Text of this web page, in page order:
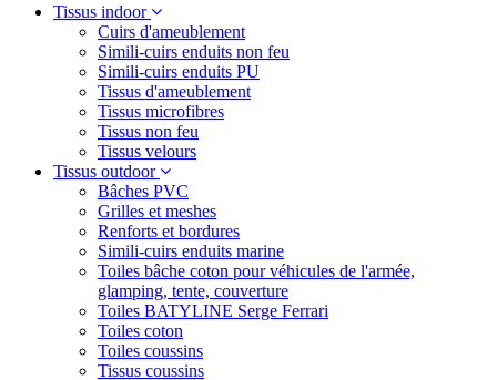
Tissus indoor
Cuirs d'ameublement
Simili-cuirs enduits non feu
Simili-cuirs enduits PU
Tissus d'ameublement
Tissus microfibres
Tissus non feu
Tissus velours
Tissus outdoor
Bâches PVC
Grilles et meshes
Renforts et bordures
Simili-cuirs enduits marine
Toiles bâche coton pour véhicules de l'armée,
glamping, tente, couverture
Toiles BATYLINE Serge Ferrari
Toiles coton
Toiles coussins
Tissus coussins